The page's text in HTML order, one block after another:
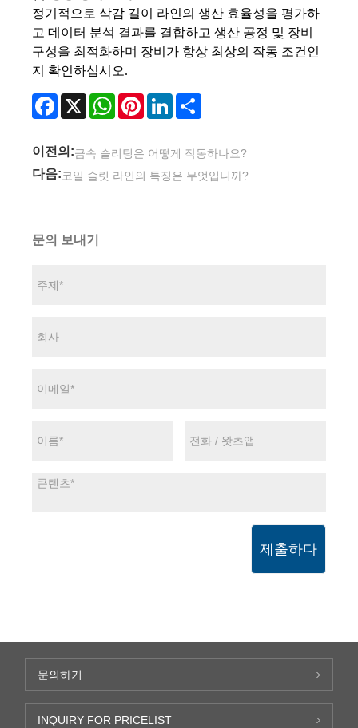
정기적으로 삭감 길이 라인의 생산 효율성을 평가하
고 데이터 분석 결과를 결합하고 생산 공정 및 장비
구성을 최적화하며 장비가 항상 최상의 작동 조건인
지 확인하십시오.
Facebook
X WhatsAppPinterestLinkedIn
이전의:금속 슬리팅은 어떻게 작동하나요?
다음:코일 슬릿 라인의 특징은 무엇입니까?
문의 보내기
제출하다
문의하기
INQUIRY FOR PRICELIST